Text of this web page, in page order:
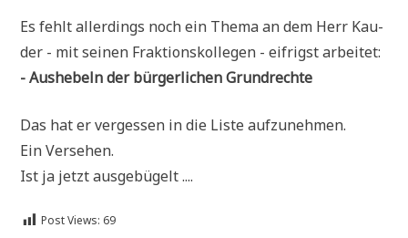
Es fehlt aller­dings noch ein The­ma an dem Herr Kau­
der - mit sei­nen Frak­ti­ons­kol­le­gen - eif­rigst arbeitet:
- Aus­he­beln der bür­ger­li­chen Grundrechte
Das hat er ver­ges­sen in die Liste aufzunehmen.
Ein Versehen.
Ist ja jetzt ausgebügelt ....
Post Views: 69